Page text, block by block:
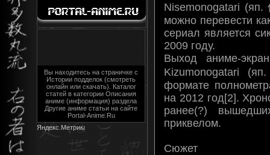
Вы находитесь на страничке с
Истории подделок (смотреть
онлайн или скачать). Каталог
статей в категории Описания
аниме (информация) раздела
Другие аниме статьи на сайте
Portal-Anime.Ru
Nisemonogatari (яп.
можно перевести
сериал является
2009 году.
Выход аниме-
Kizumonogatari
формате
на 2012 год[2].
ранее(?)
приквелом.
Сюжет